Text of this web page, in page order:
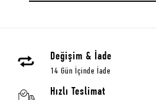
Değişim & İade
14 Gün İçinde İade
Hızlı Teslimat